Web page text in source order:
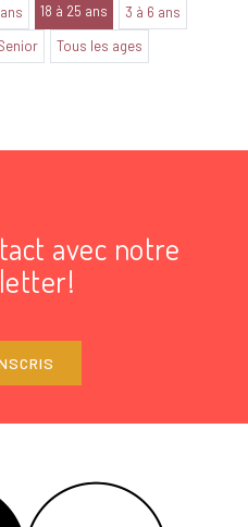
18 à 25 ans
3 à 6 ans
Tous les ages
avec notre